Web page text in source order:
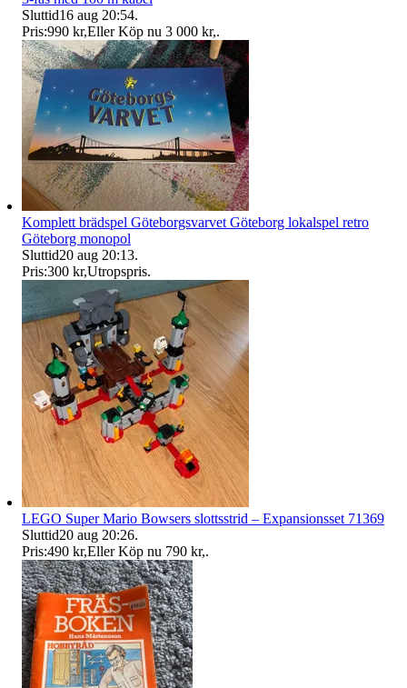
Sluttid16 aug 20:54.
Pris:990 kr,Eller Köp nu 3 000 kr,.
Komplett brädspel Göteborgsvarvet Göteborg lokalspel retro
Göteborg monopol
Sluttid20 aug 20:13.
Pris:300 kr,Utropspris.
LEGO Super Mario Bowsers slottsstrid – Expansionsset 71369
Sluttid20 aug 20:26.
Pris:490 kr,Eller Köp nu 790 kr,.